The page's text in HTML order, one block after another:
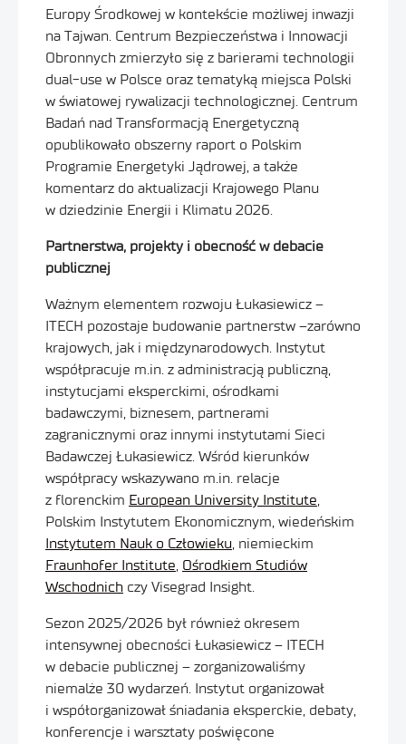
Europy Środkowej w kontekście możliwej inwazji
na Tajwan. Centrum Bezpieczeństwa i Innowacji
Obronnych zmierzyło się z barierami technologii
dual-use w Polsce oraz tematyką miejsca Polski
w światowej rywalizacji technologicznej. Centrum
Badań nad Transformacją Energetyczną
opublikowało obszerny raport o Polskim
Programie Energetyki Jądrowej, a także
komentarz do aktualizacji Krajowego Planu
w dziedzinie Energii i Klimatu 2026.
Partnerstwa, projekty i obecność w debacie
publicznej
Ważnym elementem rozwoju Łukasiewicz –
ITECH pozostaje budowanie partnerstw –zarówno
krajowych, jak i międzynarodowych. Instytut
współpracuje m.in. z administracją publiczną,
instytucjami eksperckimi, ośrodkami
badawczymi, biznesem, partnerami
zagranicznymi oraz innymi instytutami Sieci
Badawczej Łukasiewicz. Wśród kierunków
współpracy wskazywano m.in. relacje
z florenckim European University Institute,
Polskim Instytutem Ekonomicznym, wiedeńskim
Instytutem Nauk o Człowieku, niemieckim
Fraunhofer Institute, Ośrodkiem Studiów
Wschodnich czy Visegrad Insight.
Sezon 2025/2026 był również okresem
intensywnej obecności Łukasiewicz – ITECH
w debacie publicznej – zorganizowaliśmy
niemalże 30 wydarzeń. Instytut organizował
i współorganizował śniadania eksperckie, debaty,
konferencje i warsztaty poświęcone